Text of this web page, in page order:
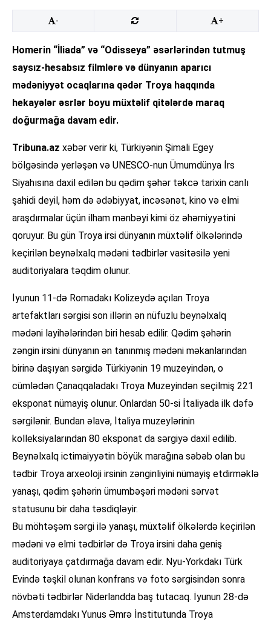
- +
Homerin “İliada” və “Odisseya” əsərlərindən tutmuş
saysız-hesabsız filmlərə və dünyanın aparıcı
mədəniyyət ocaqlarına qədər Troya haqqında
hekayələr əsrlər boyu müxtəlif qitələrdə maraq
doğurmağa davam edir.
Tribuna.az xəbər verir ki, Türkiyənin Şimali Egey
bölgəsində yerləşən və UNESCO-nun Ümumdünya İrs
Siyahısına daxil edilən bu qədim şəhər təkcə tarixin canlı
şahidi deyil, həm də ədəbiyyat, incəsənət, kino və elmi
araşdırmalar üçün ilham mənbəyi kimi öz əhəmiyyətini
qoruyur. Bu gün Troya irsi dünyanın müxtəlif ölkələrində
keçirilən beynəlxalq mədəni tədbirlər vasitəsilə yeni
auditoriyalara təqdim olunur.
İyunun 11-də Romadakı Kolizeydə açılan Troya
artefaktları sərgisi son illərin ən nüfuzlu beynəlxalq
mədəni layihələrindən biri hesab edilir. Qədim şəhərin
zəngin irsini dünyanın ən tanınmış mədəni məkanlarından
birinə daşıyan sərgidə Türkiyənin 19 muzeyindən, o
cümlədən Çanaqqaladakı Troya Muzeyindən seçilmiş 221
eksponat nümayiş olunur. Onlardan 50-si İtaliyada ilk dəfə
sərgilənir. Bundan əlavə, İtaliya muzeylərinin
kolleksiyalarından 80 eksponat da sərgiyə daxil edilib.
Beynəlxalq ictimaiyyətin böyük marağına səbəb olan bu
tədbir Troya arxeoloji irsinin zənginliyini nümayiş etdirməklə
yanaşı, qədim şəhərin ümumbəşəri mədəni sərvət
statusunu bir daha təsdiqləyir.
Bu möhtəşəm sərgi ilə yanaşı, müxtəlif ölkələrdə keçirilən
mədəni və elmi tədbirlər də Troya irsini daha geniş
auditoriyaya çatdırmağa davam edir. Nyu-Yorkdakı Türk
Evində təşkil olunan konfrans və foto sərgisindən sonra
növbəti tədbirlər Niderlandda baş tutacaq. İyunun 28-də
Amsterdamdakı Yunus Əmrə İnstitutunda Troya